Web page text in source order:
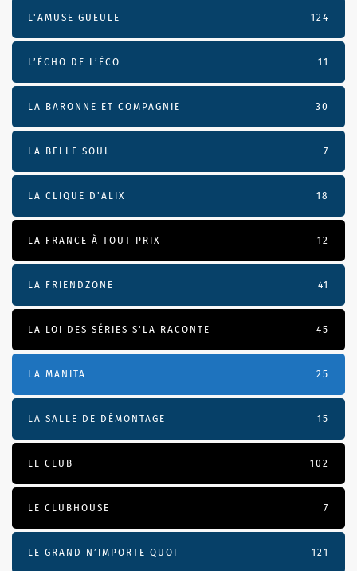
L'AMUSE GUEULE 124
L’ÉCHO DE L’ÉCO 11
LA BARONNE ET COMPAGNIE 30
LA BELLE SOUL 7
LA CLIQUE D'ALIX 18
LA FRANCE À TOUT PRIX 12
LA FRIENDZONE 41
LA LOI DES SÉRIES S'LA RACONTE 45
LA MANITA 25
LA SALLE DE DÉMONTAGE 15
LE CLUB 102
LE CLUBHOUSE 7
LE GRAND N’IMPORTE QUOI 121